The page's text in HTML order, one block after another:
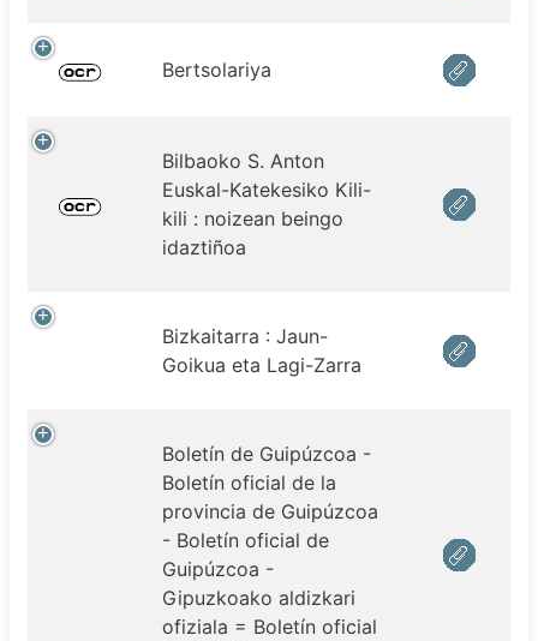
Bertsolariya
Bilbaoko S. Anton
Euskal-Katekesiko Kili-
kili : noizean beingo
idaztiñoa
Bizkaitarra : Jaun-
Goikua eta Lagi-Zarra
Boletín de Guipúzcoa -
Boletín oficial de la
provincia de Guipúzcoa
- Boletín oficial de
Guipúzcoa -
Gipuzkoako aldizkari
ofiziala = Boletín oficial